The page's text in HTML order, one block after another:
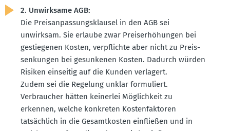
2. Unwirksame AGB:
Die Preis­an­pas­sungs­klausel in den AGB sei
unwirksam. Sie erlaube zwar Preis­er­hö­hungen bei
gestie­genen Kosten, verpflichte aber nicht zu Preis­
sen­kungen bei gesun­kenen Kosten. Dadurch würden
Risiken einseitig auf die Kunden verlagert.
Zudem sei die Regelung unklar formu­liert.
Verbraucher hätten keinerlei Möglichkeit zu
erkennen, welche konkreten Kosten­fak­toren
tatsächlich in die Gesamt­kosten einfließen und in